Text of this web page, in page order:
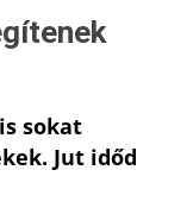
sokat
Jut időd